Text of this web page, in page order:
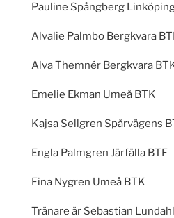
Pauline Spångberg
Alvalie Palmbo Bergkvara
Alva Themnér Bergkvara
Emelie Ekman Umeå BTK
Kajsa Sellgren Spårvägens
Engla Palmgren Järfälla BTF
Fina Nygren Umeå BTK
Tränare är Sebastian